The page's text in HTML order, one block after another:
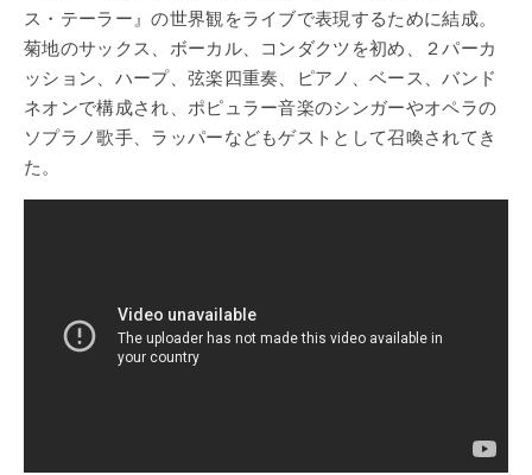
ス・テーラー』の世界観をライブで表現するために結成。
菊地のサックス、ボーカル、コンダクツを初め、２パーカ
ッション、ハープ、弦楽四重奏、ピアノ、ベース、バンド
ネオンで構成され、ポピュラー音楽のシンガーやオペラの
ソプラノ歌手、ラッパーなどもゲストとして召喚されてき
た。